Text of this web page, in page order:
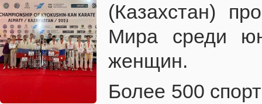
(Казахстан)
Мира среди
женщин.
Более 500